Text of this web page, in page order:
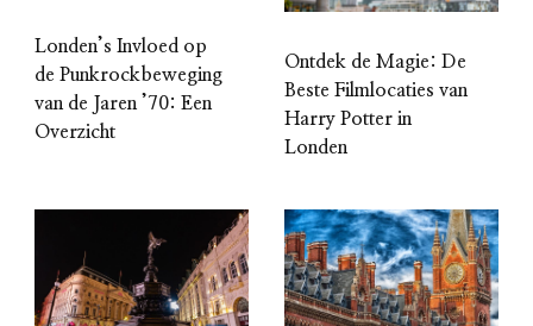
Londen’s Invloed op
de Punkrockbeweging
van de Jaren ’70: Een
Overzicht
Ontdek de Magie: De
Beste Filmlocaties van
Harry Potter in
Londen